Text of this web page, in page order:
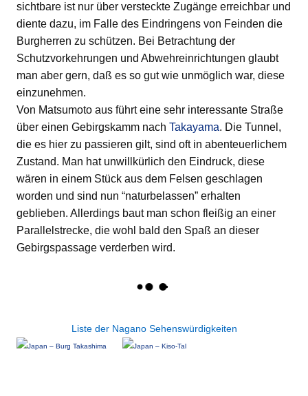
sichtbare ist nur über versteckte Zugänge erreichbar und
diente dazu, im Falle des Eindringens von Feinden die
Burgherren zu schützen. Bei Betrachtung der
Schutzvorkehrungen und Abwehreinrichtungen glaubt
man aber gern, daß es so gut wie unmöglich war, diese
einzunehmen.
Von Matsumoto aus führt eine sehr interessante Straße
über einen Gebirgskamm nach Takayama. Die Tunnel,
die es hier zu passieren gilt, sind oft in abenteuerlichem
Zustand. Man hat unwillkürlich den Eindruck, diese
wären in einem Stück aus dem Felsen geschlagen
worden und sind nun “naturbelassen” erhalten
geblieben. Allerdings baut man schon fleißig an einer
Parallelstrecke, die wohl bald den Spaß an dieser
Gebirgspassage verderben wird.
Liste der Nagano Sehenswürdigkeiten